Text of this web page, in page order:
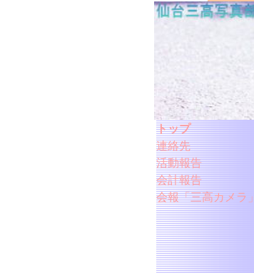
トップ
連絡先
活動報告
会計報告
会報「三高カメラ」